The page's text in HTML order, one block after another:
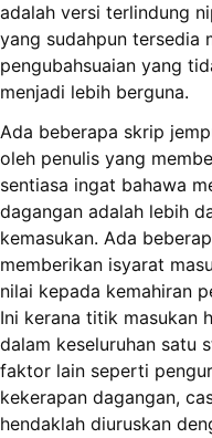
adalah versi terlindung
yang sudahpun tersedia
pengubahsuaian yang
menjadi lebih berguna.
Ada beberapa skrip
oleh penulis yang
sentiasa ingat bahawa
dagangan adalah lebih
kemasukan. Ada
memberikan isyarat
nilai kepada kemahiran
Ini kerana titik masukan
dalam keseluruhan satu
faktor lain seperti
kekerapan dagangan,
hendaklah diuruskan